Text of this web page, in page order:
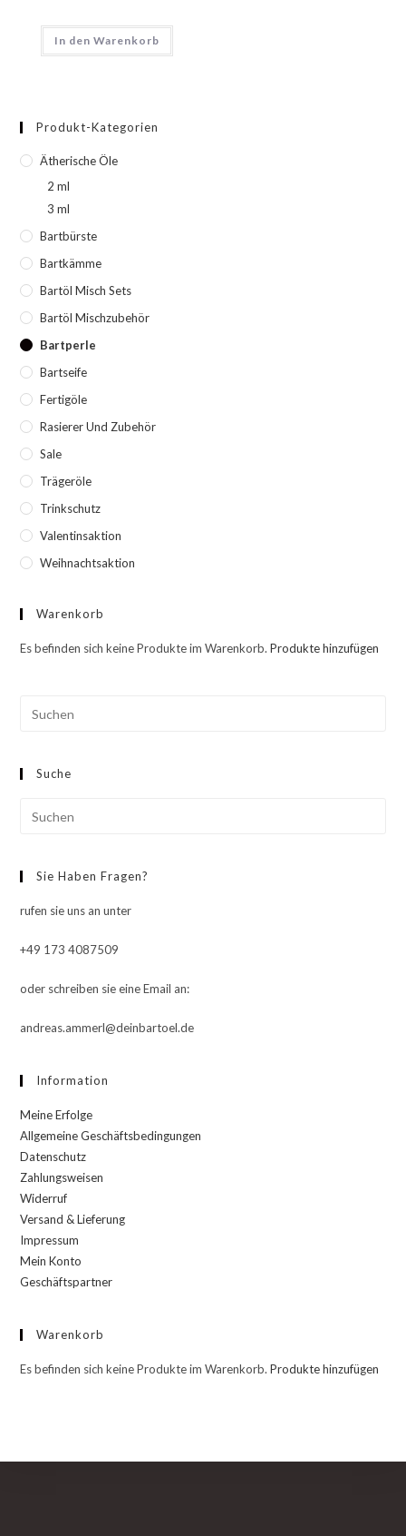
In den Warenkorb
Produkt-Kategorien
Ätherische Öle
2 ml
3 ml
Bartbürste
Bartkämme
Bartöl Misch Sets
Bartöl Mischzubehör
Bartperle
Bartseife
Fertigöle
Rasierer Und Zubehör
Sale
Trägeröle
Trinkschutz
Valentinsaktion
Weihnachtsaktion
Warenkorb
Es befinden sich keine Produkte im Warenkorb.Produkte hinzufügen
Suche
Sie Haben Fragen?
rufen sie uns an unter
+49 173 4087509
oder schreiben sie eine Email an:
andreas.ammerl@deinbartoel.de
Information
Meine Erfolge
Allgemeine Geschäftsbedingungen
Datenschutz
Zahlungsweisen
Widerruf
Versand & Lieferung
Impressum
Mein Konto
Geschäftspartner
Warenkorb
Es befinden sich keine Produkte im Warenkorb.Produkte hinzufügen